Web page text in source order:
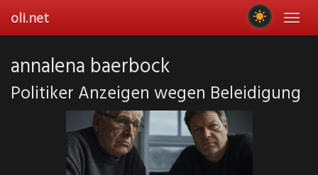
main
oli.net
annalena baerbock
Politiker Anzeigen wegen Beleidigung